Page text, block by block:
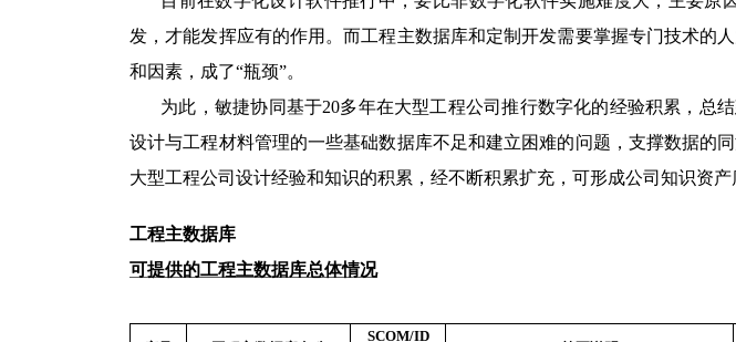
发，才能发挥应有的作用。而工程主数据库和定制开发需要掌握专门技术的
和因素，成了“瓶颈”。
为此，敏捷协同基于20多年在大型工程公司推行数字化的经验积累，总
设计与工程材料管理的一些基础数据库不足和建立困难的问题，支撑数据的
大型工程公司设计经验和知识的积累，经不断积累扩充，可形成公司知识资产
工程主数据库
可提供的工程主数据库总体情况
SCOM/ID